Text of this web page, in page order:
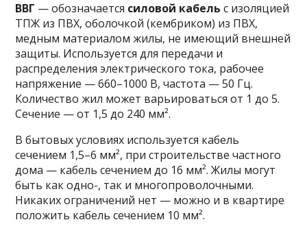
ВВГ — обозначается силовой кабель с изоляцией
ТПЖ из ПВХ, оболочкой (кембриком) из ПВХ,
медным материалом жилы, не имеющий внешней
защиты. Используется для передачи и
распределения электрического тока, рабочее
напряжение — 660–1000 В, частота — 50 Гц.
Количество жил может варьироваться от 1 до 5.
Сечение — от 1,5 до 240 мм².
В бытовых условиях используется кабель
сечением 1,5–6 мм², при строительстве частного
дома — кабель сечением до 16 мм². Жилы могут
быть как одно-, так и многопроволочными.
Никаких ограничений нет — можно и в квартире
положить кабель сечением 10 мм².